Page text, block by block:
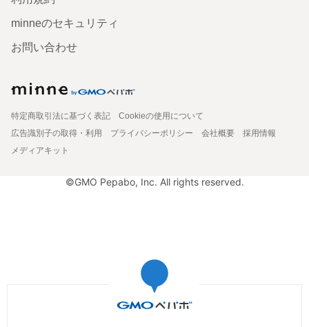
minneのセキュリティ
お問い合わせ
特定商取引法に基づく表記
Cookieの使用について
広告識別子の取得・利用
プライバシーポリシー 会社概要
採用情報
メディアキット
©GMO Pepabo, Inc. All rights reserved.